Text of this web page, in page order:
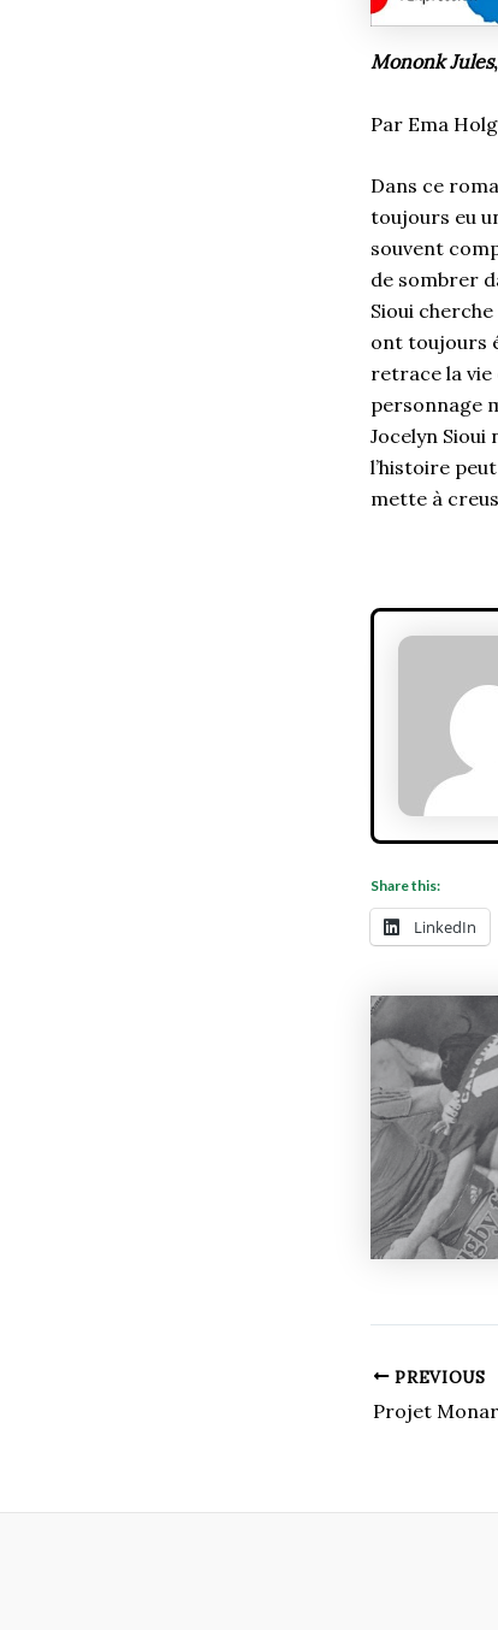
Mononk Jules
Par Ema
Dans ce
toujours eu
souvent
de sombrer
Sioui
ont toujours
retrace la vie
personnage
Jocelyn Sioui
l’histoire
mette à
Share this:
LinkedIn
PREVIOUS